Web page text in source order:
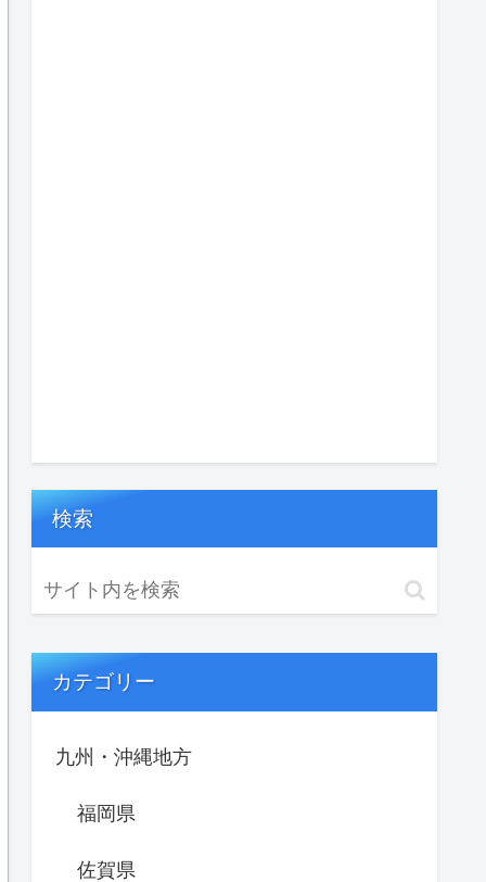
検索
カテゴリー
九州・沖縄地方
福岡県
佐賀県